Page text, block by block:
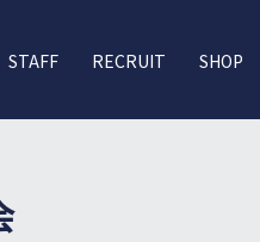
STAFF RECRUIT SHOP